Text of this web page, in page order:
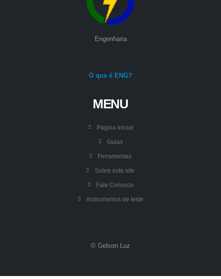
Engenharia
O que é ENG?
MENU
Pagina inicial
Guias
Ferramentas
Sobre este site
Fale Conosco
Instrumentos de teste
© Gelson Luz